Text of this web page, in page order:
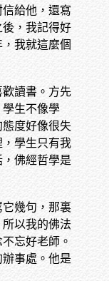
給他，還寫
，我記得好
我就這麼個
讀書。方先
生不像學
度好像很失
學生只有我
佛經哲學是
幾句，那裏
以我的佛法
忘好老師。
事處。他是